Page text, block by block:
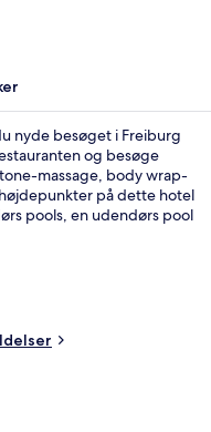
nyde besøget i Freiburg
og besøge
massage, body wrap-
på dette hotel
pools, en udendørs pool